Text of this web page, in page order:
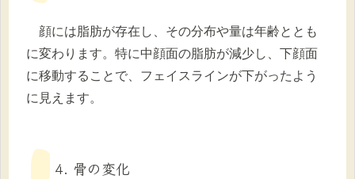
顔には脂肪が存在し、その分布や量は年齢ととも
に変わります。特に中顔面の脂肪が減少し、下顔面
に移動することで、フェイスラインが下がったよう
に見えます。
4. 骨の変化